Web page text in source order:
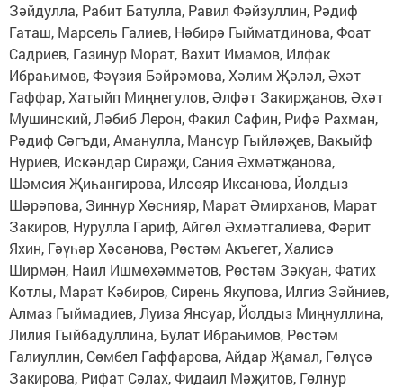
Зәйдулла, Рабит Батулла, Равил Фәйзуллин, Рәдиф
Гаташ, Марсель Галиев, Нәбирә Гыйматдинова, Фоат
Садриев, Газинур Морат, Вахит Имамов, Илфак
Ибраһимов, Фәүзия Бәйрәмова, Хәлим Җәләл, Әхәт
Гаффар, Хатыйп Миңнегулов, Әлфәт Закирҗанов, Әхәт
Мушинский, Ләбиб Лерон, Факил Сафин, Рифә Рахман,
Рәдиф Сәгъди, Аманулла, Мансур Гыйләҗев, Вакыйф
Нуриев, Искәндәр Сираҗи, Сания Әхмәтҗанова,
Шәмсия Җиһангирова, Илсөяр Иксанова, Йолдыз
Шәрәпова, Зиннур Хөснияр, Марат Әмирханов, Марат
Закиров, Нурулла Гариф, Айгөл Әхмәтгалиева, Фәрит
Яхин, Гәүһәр Хәсәнова, Рөстәм Акъегет, Халисә
Ширмән, Наил Ишмөхәммәтов, Рөстәм Зәкуан, Фатих
Котлы, Марат Кәбиров, Сирень Якупова, Илгиз Зәйниев,
Алмаз Гыймадиев, Луиза Янсуар, Йолдыз Миңнуллина,
Лилия Гыйбадуллина, Булат Ибраһимов, Рөстәм
Галиуллин, Сөмбел Гаффарова, Айдар Җамал, Гөлүсә
Закирова, Рифат Сәлах, Фидаил Мәҗитов, Гөлнур